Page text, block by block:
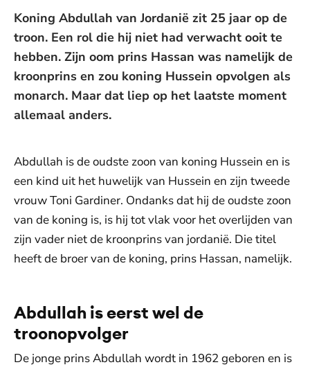
Koning Abdullah van Jordanië zit 25 jaar op de
troon. Een rol die hij niet had verwacht ooit te
hebben. Zijn oom prins Hassan was namelijk de
kroonprins en zou koning Hussein opvolgen als
monarch. Maar dat liep op het laatste moment
allemaal anders.
Abdullah is de oudste zoon van koning Hussein en is
een kind uit het huwelijk van Hussein en zijn tweede
vrouw Toni Gardiner. Ondanks dat hij de oudste zoon
van de koning is, is hij tot vlak voor het overlijden van
zijn vader niet de kroonprins van jordanië. Die titel
heeft de broer van de koning, prins Hassan, namelijk.
Abdullah is eerst wel de
troonopvolger
De jonge prins Abdullah wordt in 1962 geboren en is